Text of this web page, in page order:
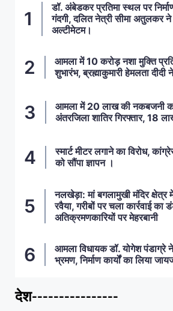
डॉ. अंबेडकर प्रतिमा स्थल पर
गंदगी, दलित नेत्री सीमा अतुलकर
अल्टीमेटम।
आमला में 10 करोड़ नशा मुक्ति
शुभारंभ, ब्रह्माकुमारी हेमलता
आमला में 20 लाख की नकबजनी
अंतरजिला शातिर गिरफ्तार, 18
स्मार्ट मीटर लगाने का विरोध,
को सौंपा ज्ञापन ।
नलखेड़ा: मां बगलामुखी मंदिर क्षेत्र
रवैया, गरीबों पर चला कार्रवाई का
अतिक्रमणकारियों पर मेहरबानी
आमला विधायक डॉ. योगेश पंडाग्रे
भ्रमण, निर्माण कार्यों का लिया
देश----------------